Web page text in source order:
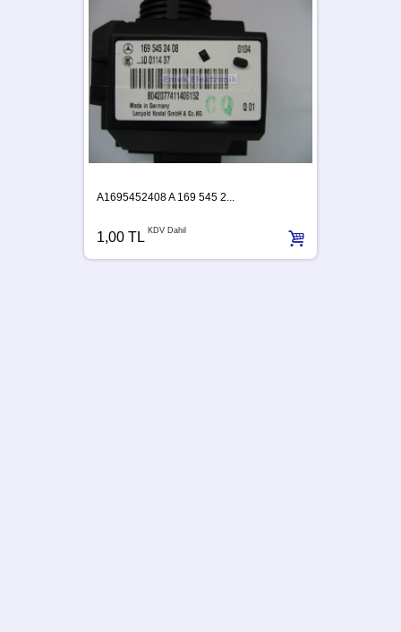
A1695452408 A 169 545 2...
1,00 TL KDV Dahil